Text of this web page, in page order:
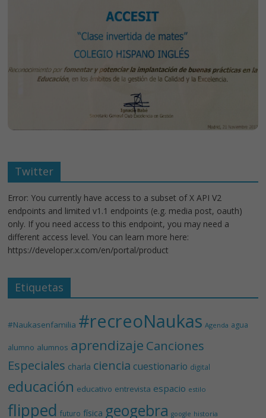
Twitter
Error: You currently have access to a subset of X API V2
endpoints and limited v1.1 endpoints (e.g. media post, oauth)
only. If you need access to this endpoint, you may need a
different access level. You can learn more here:
https://developer.x.com/en/portal/product
Etiquetas
#Naukasenfamilia #recreoNaukas Agenda agua
alumno alumnos aprendizaje Canciones
Especiales charla ciencia cuestionario digital
educación educativo entrevista espacio estilo
flipped futuro física geogebra google historia